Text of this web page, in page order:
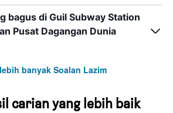
bagus di Guil Subway Station
Pusat Dagangan Dunia
banyak Soalan Lazim
carian yang lebih baik